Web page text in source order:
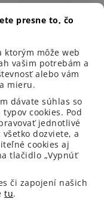
presne to, čo
ktorým môže web
vašim potrebám a
alebo vám
mieru.
dávate súhlas so
cookies. Pod
jednotlivé
dozviete, a
cookies aj
tlačidlo „Vypnúť
či zapojení našich
tu.
zákazníků